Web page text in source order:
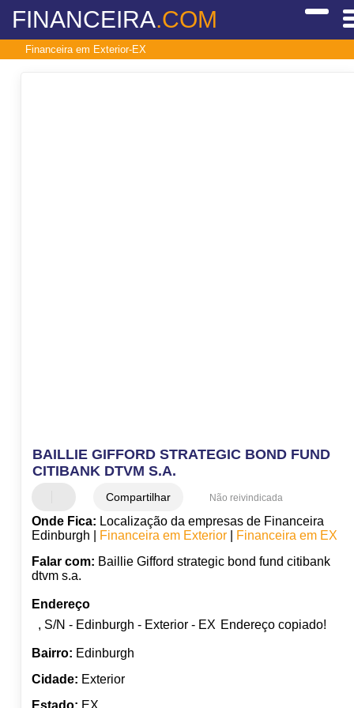
FINANCEIRA.COM
Financeira em Exterior-EX
BAILLIE GIFFORD STRATEGIC BOND FUND
CITIBANK DTVM S.A.
Compartilhar Não reivindicada
Onde Fica: Localização da empresas de Financeira
Edinburgh |
Financeira em Exterior|
Financeira em EX
Falar com: Baillie Gifford strategic bond fund citibank
dtvm s.a.
Endereço
, S/N - Edinburgh - Exterior - EX Endereço copiado!
Bairro: Edinburgh
Cidade: Exterior